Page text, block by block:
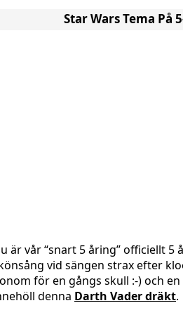
Star Wars Tema På
är vår “snart 5 åring” officiellt 5
vid sängen strax efter
för en gångs skull :-) och
denna Darth Vader dräkt.